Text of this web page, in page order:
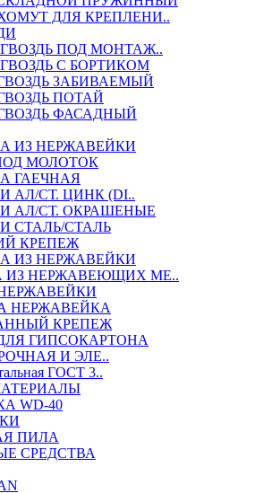
ДЛЯ КРЕПЛЕНИ..
ПОД МОНТАЖ..
С БОРТИКОМ
ЗАБИВАЕМЫЙ
ПОТАЙ
ФАСАДНЫЙ
ИЗ НЕРЖАВЕЙКИ
ПОД МОЛОТОК
ГАЕЧНАЯ
АЛ/СТ. ЦИНК (DI..
АЛ/СТ. ОКРАШЕНЫЕ
СТАЛЬ/СТАЛЬ
КРЕПЕЖ
ИЗ НЕРЖАВЕЙКИ
ИЗ НЕРЖАВЕЮЩИХ МЕ..
НЕРЖАВЕЙКА
КРЕПЕЖ
ГИПСОКАРТОНА
И ЭЛЕ..
ГОСТ 3..
WD-40
ПИЛА
СРЕДСТВА